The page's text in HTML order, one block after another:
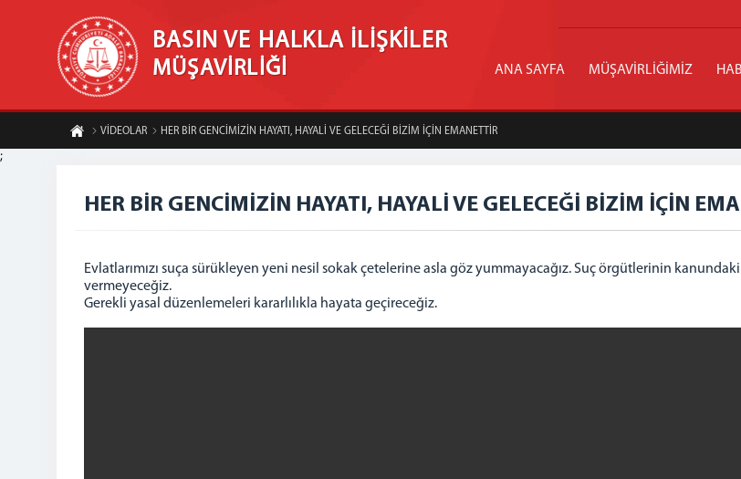
BASIN VE HALKLA İLİŞKİLER
MÜŞAVİRLİĞİ ANA SAYFA MÜŞAVİRLİĞİMİZ
VİDEOLAR HER BİR GENCİMİZİN HAYATI, HAYALİ VE GELECEĞİ BİZİM İÇİN EMANETTİR
;
HER BİR GENCİMİZİN HAYATI, HAYALİ VE GELECEĞİ BİZİM İÇİN
Evlatlarımızı suça sürükleyen yeni nesil sokak çetelerine asla göz yummayacağız. Suç örgütlerinin
vermeyeceğiz.
Gerekli yasal düzenlemeleri kararlılıkla hayata geçireceğiz.